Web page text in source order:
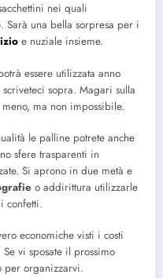
nei quali
. Sarà una bella sorpresa per i
e nuziale insieme.
essere utilizzata anno
sopra. Magari sulla
ma non impossibile.
le palline potrete anche
sfere trasparenti in
Si aprono in due metà e
o addirittura utilizzarle
confetti.
economiche visti i costi
vi sposate il prossimo
per organizzarvi.